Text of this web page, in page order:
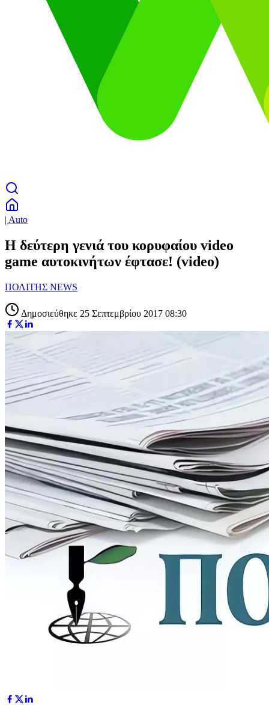
| Auto
Η δεύτερη γενιά του κορυφαίου video
game αυτοκινήτων έφτασε! (video)
ΠΟΛΙΤΗΣ NEWS
Δημοσιεύθηκε 25 Σεπτεμβρίου 2017 08:30